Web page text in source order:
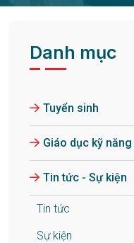
Danh mục
Tuyển sinh
Giáo dục kỹ năng
Tin tức - Sự kiện
Tin tức
Sự kiện